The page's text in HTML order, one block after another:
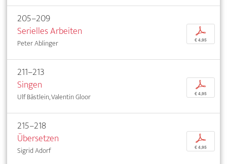
205–209
Serielles Arbeiten
Peter Ablinger
p
€ 4,95
211–213
Singen
Ulf Bästlein, Valentin Gloor
p
€ 4,95
215–218
Übersetzen
Sigrid Adorf
p
€ 4,95